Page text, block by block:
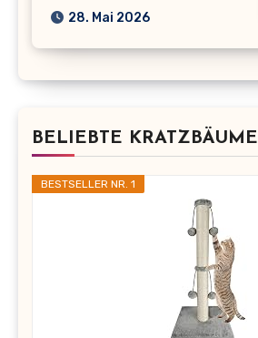
28. Mai 2026
BELIEBTE KRATZBÄUME
BESTSELLER NR. 1